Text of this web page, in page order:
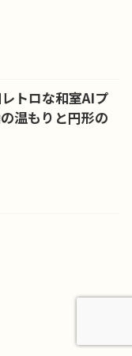
トロな和室AIプ
の温もりと円形の